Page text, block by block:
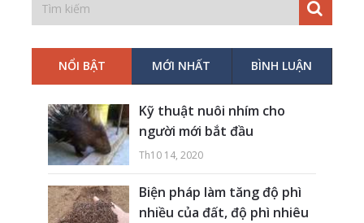
NỔI BẬT MỚI NHẤT BÌNH LUẬN
Kỹ thuật nuôi nhím cho
người mới bắt đầu
Th10 14, 2020
Biện pháp làm tăng độ phì
nhiều của đất, độ phì nhiêu